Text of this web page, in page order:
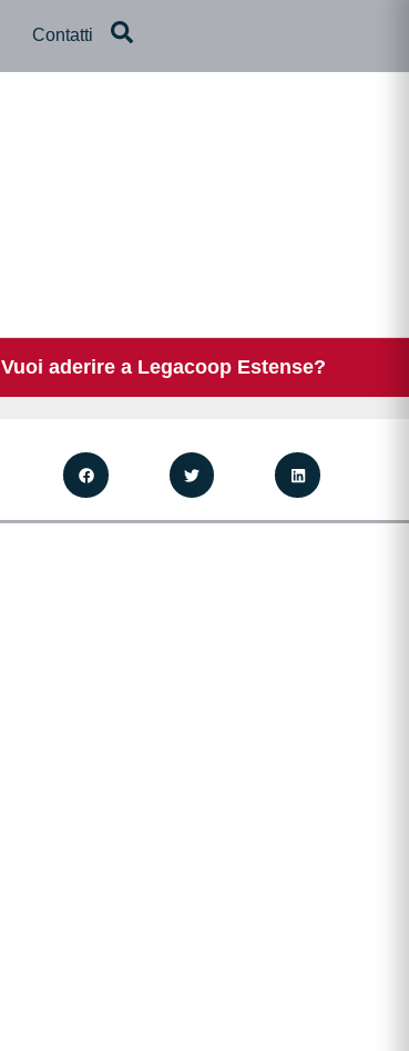
Contatti
Vuoi aderire a Legacoop Estense?